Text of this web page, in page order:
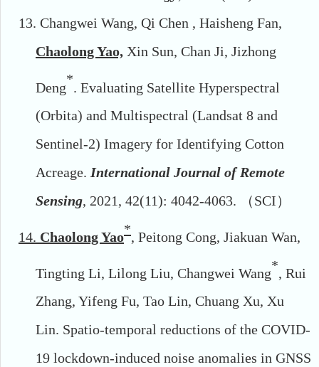
13. Changwei Wang, Qi Chen , Haisheng Fan,
Chaolong Yao, Xin Sun, Chan Ji, Jizhong
Deng* Evaluating Satellite Hyperspectral
(Orbita) and Multispectral (Landsat 8 and
Sentinel-2) Imagery for Identifying Cotton
Acreage. International Journal of Remote
Sensing, 2021, 42(11): 4042-4063. （SCI）
14. Chaolong Yao*, Peitong Cong, Jiakuan Wan,
Tingting Li, Lilong Liu, Changwei Wang* , Rui
Zhang, Yifeng Fu, Tao Lin, Chuang Xu, Xu
Lin. Spatio-temporal reductions of the COVID-
19 lockdown-induced noise anomalies in GNSS